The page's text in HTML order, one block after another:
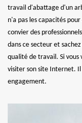
travail d'abattage d'un
n'a pas les capacités
convier des
dans ce secteur et
qualité de travail. Si vous
visiter son site Internet.
engagement.